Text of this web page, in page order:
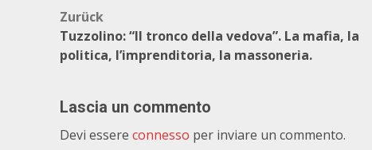
Beitragsnavigation
Zurück
Tuzzolino: “Il tronco della vedova”. La mafia, la
politica, l’imprenditoria, la massoneria.
Lascia un commento
Devi essere connesso per inviare un commento.